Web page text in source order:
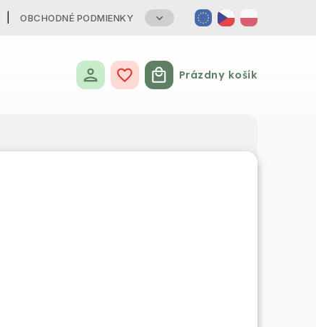
OBCHODNÉ PODMIENKY
Nákupný košík
Prázdny košík